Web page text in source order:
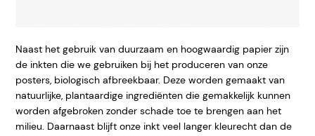
Naast het gebruik van duurzaam en hoogwaardig papier zijn
de inkten die we gebruiken bij het produceren van onze
posters, biologisch afbreekbaar. Deze worden gemaakt van
natuurlijke, plantaardige ingrediënten die gemakkelijk kunnen
worden afgebroken zonder schade toe te brengen aan het
milieu. Daarnaast blijft onze inkt veel langer kleurecht dan de